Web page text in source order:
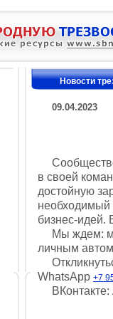
Новости
09.04.2023
Сообщество
в своей
достойную
необходимый
бизнес-идей.
Мы ждем:
личным
WhatsApp +7
ВКонтакте: